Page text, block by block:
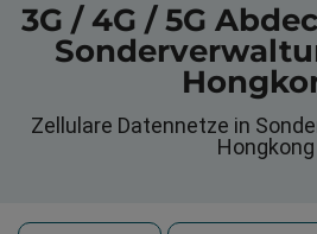
3G / 4G / 5G
Zellulare Datennetze in
Hongkong